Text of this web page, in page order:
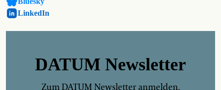
LinkedIn
DATUM Newsletter
Zum DATUM Newsletter anmelden.